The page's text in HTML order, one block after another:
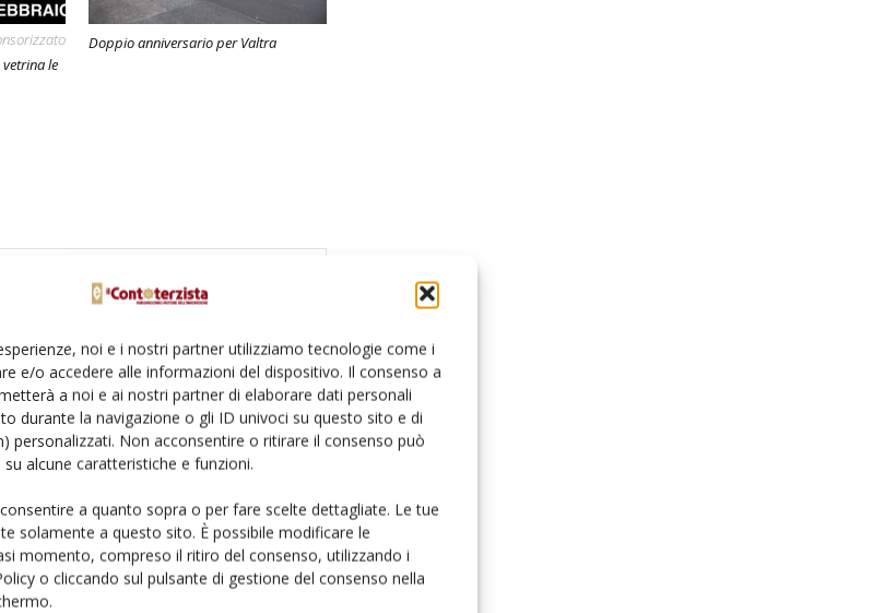
noi e i nostri partner utilizziamo tecnologie come i
e/o accedere alle informazioni del dispositivo. Il consenso a
a noi e ai nostri partner di elaborare dati personali
durante la navigazione o gli ID univoci su questo sito e di
personalizzati. Non acconsentire o ritirare il consenso può
alcune caratteristiche e funzioni.
a quanto sopra o per fare scelte dettagliate. Le tue
solamente a questo sito. È possibile modificare le
momento, compreso il ritiro del consenso, utilizzando i
o cliccando sul pulsante di gestione del consenso nella
le
Doppio anniversario per Valtra